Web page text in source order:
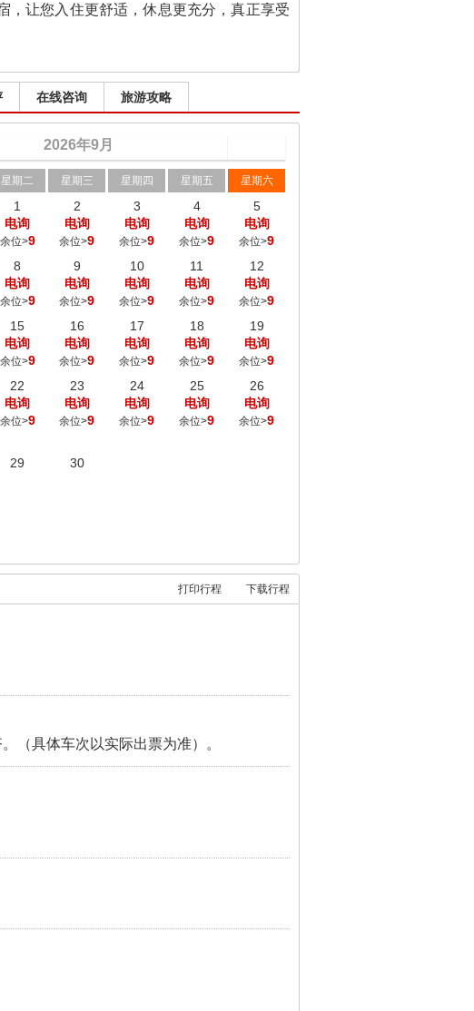
，让您入住更舒适，休息更充分，真正享受
在线咨询 旅游攻略
2026年9月
星期二 星期三 星期四 星期五 星期六
1
电询
余位>9
2
电询
余位>9
3
电询
余位>9
4
电询
余位>9
5
电询
余位>9
8
电询
余位>9
9
电询
余位>9
10
电询
余位>9
11
电询
余位>9
12
电询
余位>9
15
电询
余位>9
16
电询
余位>9
17
电询
余位>9
18
电询
余位>9
19
电询
余位>9
22
电询
余位>9
23
电询
余位>9
24
电询
余位>9
25
电询
余位>9
26
电询
余位>9
29 30
打印行程 下载行程
（具体车次以实际出票为准）。